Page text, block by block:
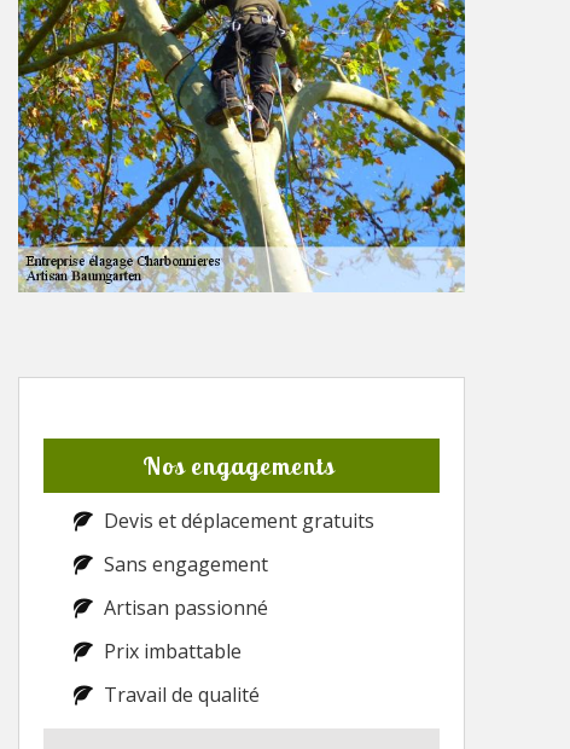
Nos engagements
Devis et déplacement gratuits
Sans engagement
Artisan passionné
Prix imbattable
Travail de qualité